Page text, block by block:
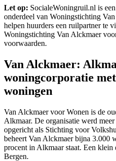
Let op: SocialeWoningruil.nl is
onderdeel van Woningstichting
helpen huurders een ruilpartner te
Woningstichting Van Alckmaer
voorwaarden.
Van Alckmaer:
woningcorporatie
woningen
Van Alckmaer voor Wonen is de
Alkmaar. De organisatie werd
opgericht als Stichting voor
beheert Van Alckmaer bijna 3.000
procent in Alkmaar staat. Een
Bergen.